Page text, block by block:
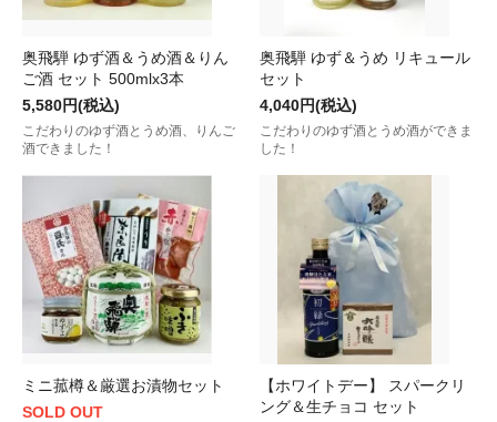
奥飛騨 ゆず酒＆うめ酒＆りん
ご酒 セット 500mlx3本
5,580円(税込)
こだわりのゆず酒とうめ酒、りんご
酒できました！
奥飛騨 ゆず＆うめ リキュール
セット
4,040円(税込)
こだわりのゆず酒とうめ酒ができま
した！
ミニ菰樽＆厳選お漬物セット
SOLD OUT
【ホワイトデー】 スパークリ
ング＆生チョコ セット